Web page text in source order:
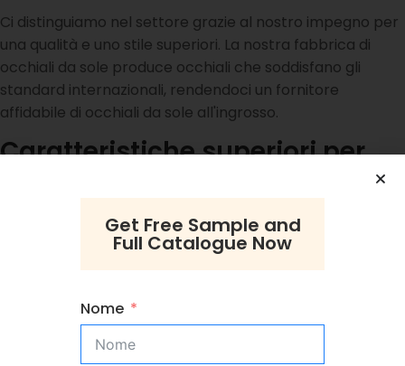
Ci distinguiamo nel settore grazie al nostro impegno per
una qualità e uno stile superiori. La nostra fabbrica di
occhiali da sole produce occhiali che soddisfano gli
standard internazionali, rendendoci un fornitore
affidabile di occhiali da sole all'ingrosso.
Caratteristiche superiori per
Questi occhiali da sole sono dotati di lenti polarizzate che
offrono una protezione ottimale dai dannosi raggi UV. Il
materiale in acetato non solo è resistente, ma migliora
rendendoli la scelta preferita dai consumatori moderni.
Occhiali da sole
Get Free Sample and
Full Catalogue Now
Nome